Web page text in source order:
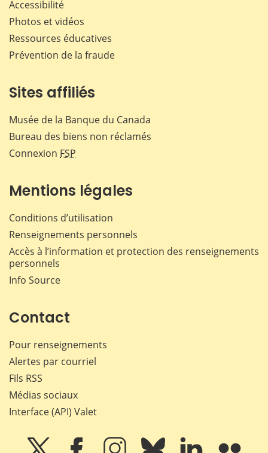
Accessibilité
Photos et vidéos
Ressources éducatives
Prévention de la fraude
Sites affiliés
Musée de la Banque du Canada
Bureau des biens non réclamés
Connexion FSP
Mentions légales
Conditions d’utilisation
Renseignements personnels
Accès à l’information et protection des renseignements
personnels
Info Source
Contact
Pour renseignements
Alertes par courriel
Fils RSS
Médias sociaux
Interface (API) Valet